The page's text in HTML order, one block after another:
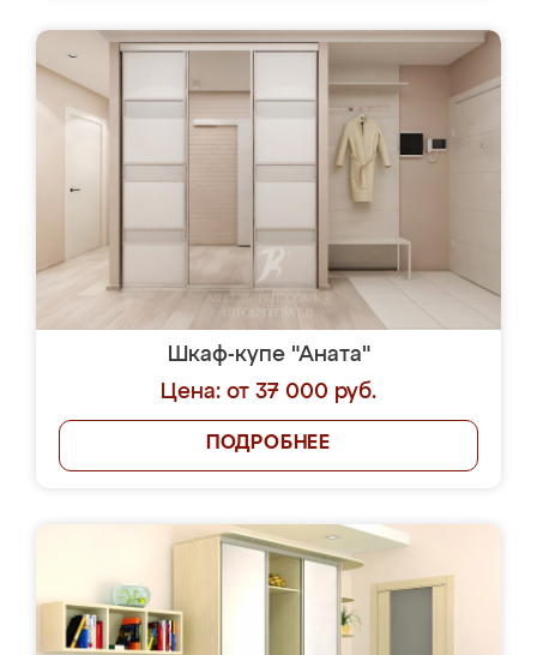
Шкаф-купе "Аната"
Цена: от 37 000 руб.
ПОДРОБНЕЕ